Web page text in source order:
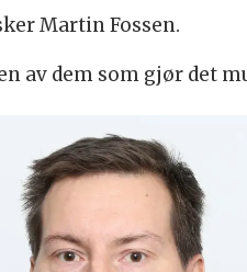
Martin Fossen.
av dem som gjør det